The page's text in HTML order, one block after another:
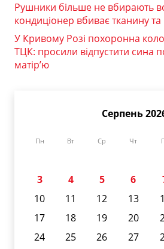
Рушники більше не вбирають
кондиціонер вбиває тканину
У Кривому Розі похоронна
ТЦК: просили відпустити сина
матір’ю
Серпень
Пн Вт Ср Чт
3
4 5 6
10
11 12 13
17
18 19 20
24
25 26 27